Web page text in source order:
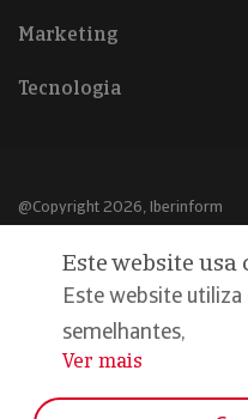
Marketing
Tecnologia
@Copyright 2026, Iberinform
Aviso legal
Política de cookies
Declaração de privacidade
Este website usa
Este website
semelhantes,
...
Ver mais